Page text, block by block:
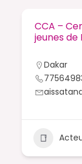
CCA –
jeunes de
Dakar